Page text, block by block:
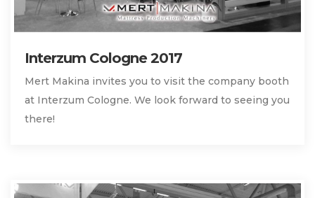
Interzum Cologne 2017
Mert Makina invites you to visit the company booth
at Interzum Cologne. We look forward to seeing you
there!